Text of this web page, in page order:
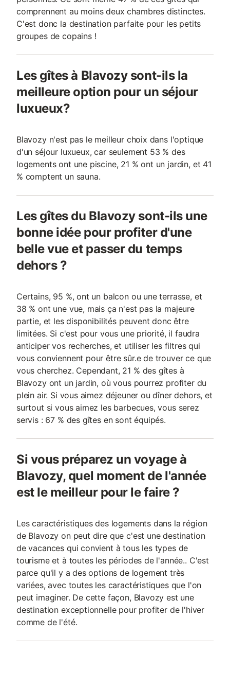
comprennent au moins deux chambres distinctes.
C'est donc la destination parfaite pour les petits
groupes de copains !
Les gîtes à Blavozy sont-ils la
meilleure option pour un séjour
luxueux?
Blavozy n'est pas le meilleur choix dans l'optique
d'un séjour luxueux, car seulement 53 % des
logements ont une piscine, 21 % ont un jardin, et 41
% comptent un sauna.
Les gîtes du Blavozy sont-ils une
bonne idée pour profiter d'une
belle vue et passer du temps
dehors ?
Certains, 95 %, ont un balcon ou une terrasse, et
38 % ont une vue, mais ça n'est pas la majeure
partie, et les disponibilités peuvent donc être
limitées. Si c'est pour vous une priorité, il faudra
anticiper vos recherches, et utiliser les filtres qui
vous conviennent pour être sûr.e de trouver ce que
vous cherchez. Cependant, 21 % des gîtes à
Blavozy ont un jardin, où vous pourrez profiter du
plein air. Si vous aimez déjeuner ou dîner dehors, et
surtout si vous aimez les barbecues, vous serez
servis : 67 % des gîtes en sont équipés.
Si vous préparez un voyage à
Blavozy, quel moment de l'année
est le meilleur pour le faire ?
Les caractéristiques des logements dans la région
de Blavozy on peut dire que c'est une destination
de vacances qui convient à tous les types de
tourisme et à toutes les périodes de l'année.. C'est
parce qu'il y a des options de logement très
variées, avec toutes les caractéristiques que l'on
peut imaginer. De cette façon, Blavozy est une
destination exceptionnelle pour profiter de l'hiver
comme de l'été.